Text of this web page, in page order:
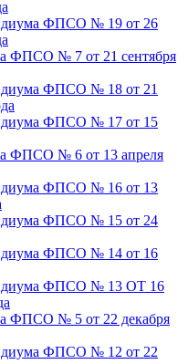
ФПСО № 19 от 26
ФПСО № 7 от 21 сентября
ФПСО № 18 от 21
ФПСО № 17 от 15
ФПСО № 6 от 13 апреля
ФПСО № 16 от 13
ФПСО № 15 от 24
ФПСО № 14 от 16
ФПСО № 13 ОТ 16
ФПСО № 5 от 22 декабря
ФПСО № 12 от 22